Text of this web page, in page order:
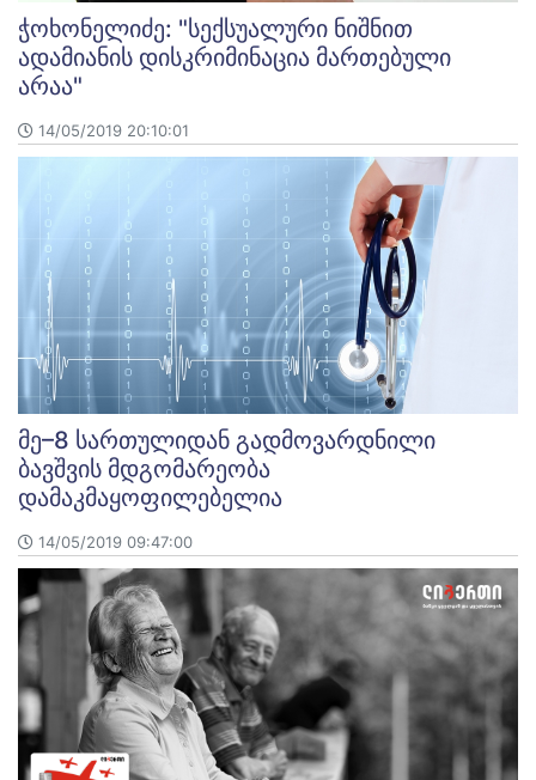
ჭოხონელიძე: "სექსუალური ნიშნით
ადამიანის დისკრიმინაცია მართებული
არაა"
14/05/2019 20:10:01
მე–8 სართულიდან გადმოვარდნილი
ბავშვის მდგომარეობა
დამაკმაყოფილებელია
14/05/2019 09:47:00